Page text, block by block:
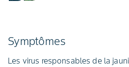
Symptômes
Les virus responsables de la